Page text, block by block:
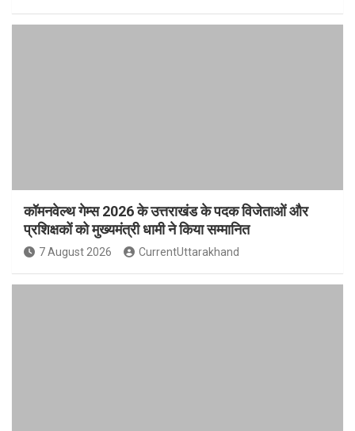
कॉमनवेल्थ गेम्स 2026 के उत्तराखंड के पदक विजेताओं और
प्रशिक्षकों को मुख्यमंत्री धामी ने किया सम्मानित
7 August 2026 CurrentUttarakhand